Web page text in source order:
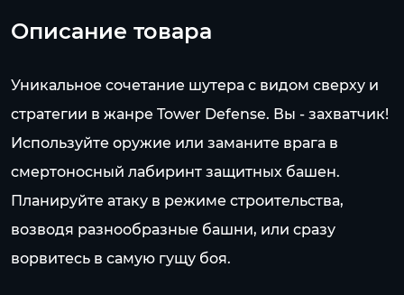
Описание товара
Уникальное сочетание шутера с видом сверху и
стратегии в жанре Tower Defense. Вы - захватчик!
Используйте оружие или заманите врага в
смертоносный лабиринт защитных башен.
Планируйте атаку в режиме строительства,
возводя разнообразные башни, или сразу
ворвитесь в самую гущу боя.